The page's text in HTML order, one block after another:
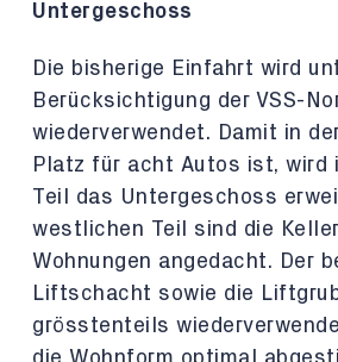
Untergeschoss
Die bisherige Einfahrt wird
Berücksichtigung der VSS-
wiederverwendet. Damit in
Platz für acht Autos ist, wird
Teil das Untergeschoss
westlichen Teil sind die
Wohnungen angedacht. Der
Liftschacht sowie die
grösstenteils